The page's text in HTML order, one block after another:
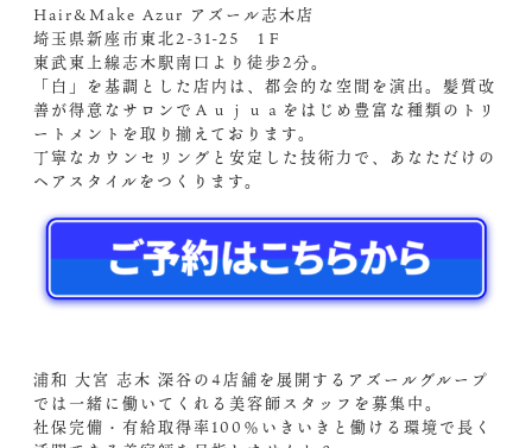
Hair&Make Azur アズール志木店
埼玉県新座市東北2-31-25 1Ｆ
東武東上線志木駅南口より徒歩2分。
「白」を基調とした店内は、都会的な空間を演出。髪質改
善が得意なサロンでＡｕｊｕａをはじめ豊富な種類のトリ
ートメントを取り揃えております。
丁寧なカウンセリングと安定した技術力で、あなただけの
ヘアスタイルをつくります。
浦和 大宮 志木 深谷の4店舗を展開するアズールグループ
では一緒に働いてくれる美容師スタッフを募集中。
社保完備・有給取得率100％いきいきと働ける環境で長く